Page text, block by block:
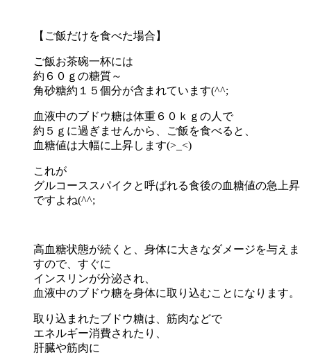
【ご飯だけを食べた場合】
ご飯お茶碗一杯には
約６０ｇの糖質～
角砂糖約１５個分が含まれています(^^;
血液中のブドウ糖は体重６０ｋｇの人で
約５ｇに過ぎませんから、ご飯を食べると、
血糖値は大幅に上昇します(>_<)
これが
グルコーススパイクと呼ばれる食後の血糖値の急上昇
ですよね(^^;
高血糖状態が続くと、身体に大きなダメージを与えま
すので、すぐに
インスリンが分泌され、
血液中のブドウ糖を身体に取り込むことになります。
取り込まれたブドウ糖は、筋肉などで
エネルギー消費されたり、
肝臓や筋肉に